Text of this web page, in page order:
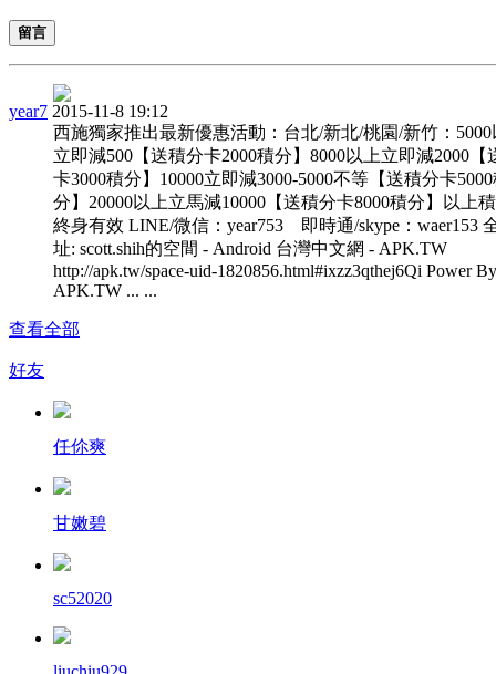
留言
year7 2015-11-8 19:12
西施獨家推出最新優惠活動：台北/新北/桃園/新竹：5000
立即減500【送積分卡2000積分】8000以上立即減2000【
卡3000積分】10000立即減3000-5000不等【送積分卡
分】20000以上立馬減10000【送積分卡8000積分】以上
終身有效 LINE/微信：year753 即時通/skype：waer153
址: scott.shih的空間 - Android 台灣中文網 - APK.TW
http://apk.tw/space-uid-1820856.html#ixzz3qthej6Qi Power By
APK.TW ... ...
查看全部
好友
任伱爽
甘嫩碧
sc52020